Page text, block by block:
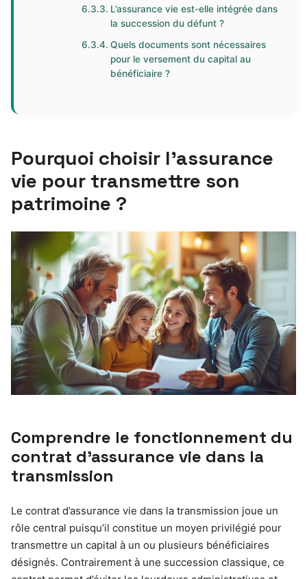
L’assurance vie est-elle intégrée dans
la succession du défunt ?
Quels documents sont nécessaires
pour le versement du capital au
bénéficiaire ?
Pourquoi choisir l’assurance
vie pour transmettre son
patrimoine ?
Comprendre le fonctionnement du
contrat d’assurance vie dans la
transmission
Le contrat d’assurance vie dans la transmission joue un
rôle central puisqu’il constitue un moyen privilégié pour
transmettre un capital à un ou plusieurs bénéficiaires
désignés. Contrairement à une succession classique, ce